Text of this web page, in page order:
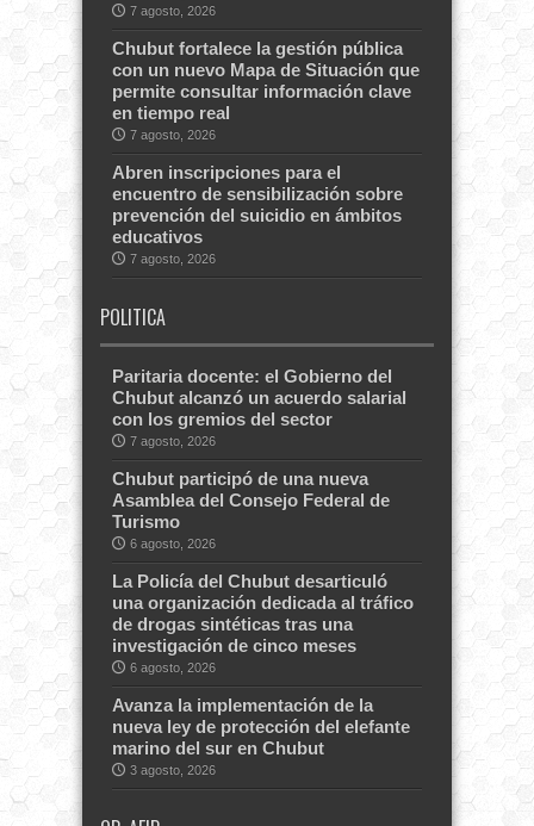
7 agosto, 2026
Chubut fortalece la gestión pública
con un nuevo Mapa de Situación que
permite consultar información clave
en tiempo real
7 agosto, 2026
Abren inscripciones para el
encuentro de sensibilización sobre
prevención del suicidio en ámbitos
educativos
7 agosto, 2026
POLITICA
Paritaria docente: el Gobierno del
Chubut alcanzó un acuerdo salarial
con los gremios del sector
7 agosto, 2026
Chubut participó de una nueva
Asamblea del Consejo Federal de
Turismo
6 agosto, 2026
La Policía del Chubut desarticuló
una organización dedicada al tráfico
de drogas sintéticas tras una
investigación de cinco meses
6 agosto, 2026
Avanza la implementación de la
nueva ley de protección del elefante
marino del sur en Chubut
3 agosto, 2026